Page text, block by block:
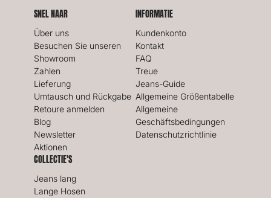
SNEL NAAR
Über uns
Besuchen Sie unseren
Showroom
Zahlen
Lieferung
Umtausch und Rückgabe
Retoure anmelden
Blog
Newsletter
Aktionen
INFORMATIE
Kundenkonto
Kontakt
FAQ
Treue
Jeans-Guide
Allgemeine Größentabelle
Allgemeine
Geschäftsbedingungen
Datenschutzrichtlinie
COLLECTIE'S
Jeans lang
Lange Hosen